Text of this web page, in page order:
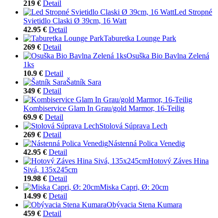
219 € Detail
Led Stropné
Svietidlo Claski Ø 39cm, 16 Watt
42.95 € Detail
Taburetka Lounge Park
269 € Detail
Osuška Bio Bavlna Zelená
1ks
10.9 € Detail
Šatník Sara
349 € Detail
Kombiservice Glam In Grau/gold Marmor, 16-Teilig
69.9 € Detail
Stolová Súprava Lech
269 € Detail
Nástenná Polica Venedig
42.95 € Detail
Hotový Záves Hina
Sivá, 135x245cm
19.98 € Detail
Miska Capri, Ø: 20cm
14.99 € Detail
Obývacia Stena Kumara
459 € Detail